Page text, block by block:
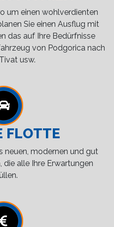
um einen wohlverdienten
Sie einen Ausflug mit
das auf Ihre Bedürfnisse
von Podgorica nach
usw.
FLOTTE
neuen, modernen und gut
alle Ihre Erwartungen